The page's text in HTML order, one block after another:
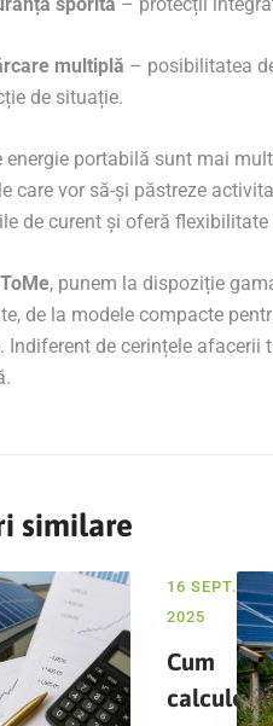
multiplă – posibilitatea
de situație.
energie portabilă sunt mai
care vor să-și păstreze
de curent și oferă
, punem la dispoziție
de la modele compacte
Indiferent de cerințele
similare
16 SEPT.,
2025
Cum
calculezi